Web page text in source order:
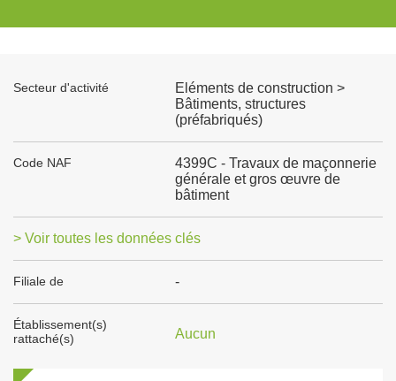
Secteur d'activité
Eléments de construction >
Bâtiments, structures
(préfabriqués)
Code NAF
4399C - Travaux de maçonnerie
générale et gros œuvre de
bâtiment
> Voir toutes les données clés
Filiale de -
Établissement(s)
rattaché(s)
Aucun